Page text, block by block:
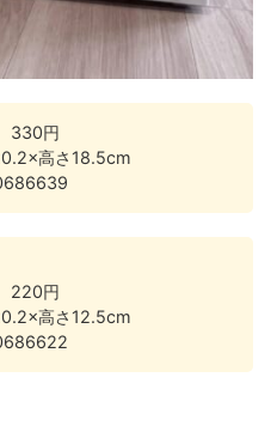
330円
高さ18.5cm
220円
高さ12.5cm